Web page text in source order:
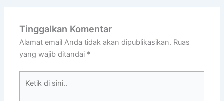
Tinggalkan Komentar
Alamat email Anda tidak akan dipublikasikan. Ruas
yang wajib ditandai *